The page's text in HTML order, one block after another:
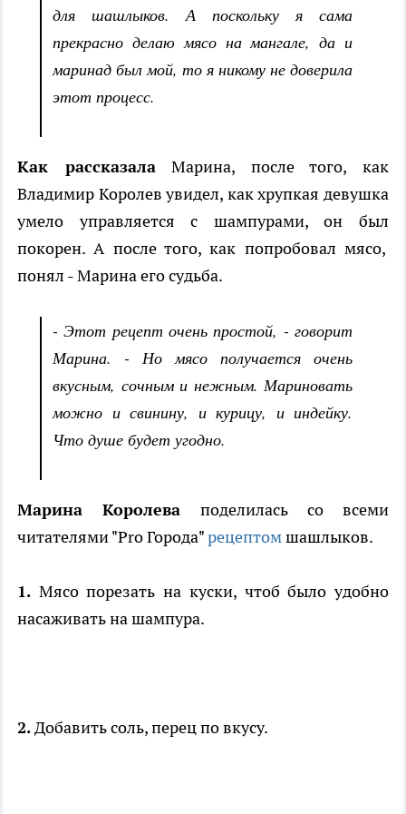
для шашлыков. А поскольку я сама
прекрасно делаю мясо на мангале, да и
маринад был мой, то я никому не доверила
этот процесс.
Как рассказалаМарина, после того, как
Владимир Королев увидел, как хрупкая девушка
умело управляется с шампурами, он был
покорен. А после того, как попробовал мясо,
понял - Марина его судьба.
- Этот рецепт очень простой, - говорит
Марина. - Но мясо получается очень
вкусным, сочным и нежным. Мариновать
можно и свинину, и курицу, и индейку.
Что душе будет угодно.
Марина Королева поделилась со всеми
читателями "Pro Города"рецептомшашлыков.
1. Мясо порезать на куски, чтоб было удобно
насаживать на шампура.
2.Добавить соль, перец по вкусу.